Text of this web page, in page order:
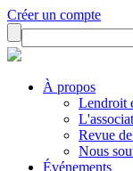
Créer un compte
À propos
Lendroit
Revue
Nous
Événements